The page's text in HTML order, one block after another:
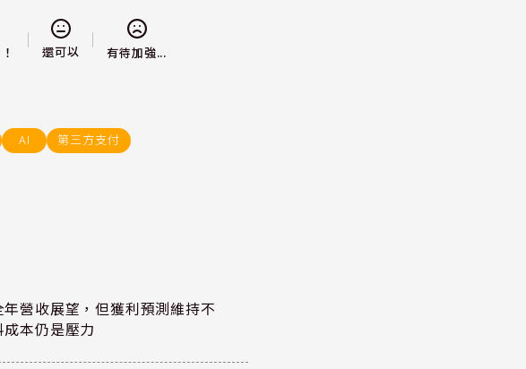
還可以 有待加強...
AI 第三方支付
營收展望，但獲利預測維持不
本仍是壓力